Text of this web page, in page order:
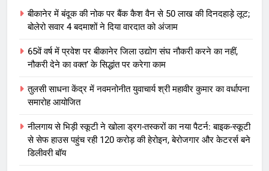
बीकानेर में बंदूक की नोक पर बैंक कैश वैन से 50 लाख की दिनदहाड़े लूट;
बोलेरो सवार 4 बदमाशों ने दिया वारदात को अंजाम
65वें वर्ष में प्रवेश पर बीकानेर जिला उद्योग संघ नौकरी करने का नहीं,
नौकरी देने का वक्त’ के सिद्धांत पर करेगा काम
तुलसी साधना केंद्र में नवमनोनीत युवाचार्य श्री महावीर कुमार का वर्धापना
समारोह आयोजित
नीलगाय से भिड़ी स्कूटी ने खोला ड्रग-तस्करों का नया पैटर्न: बाइक-स्कूटी
से सेफ हाउस पहुंच रही 120 करोड़ की हेरोइन, बेरोजगार और केटरर्स बने
डिलीवरी बॉय